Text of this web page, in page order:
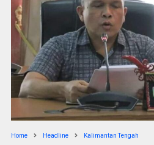
Home Headline Kalimantan Tengah